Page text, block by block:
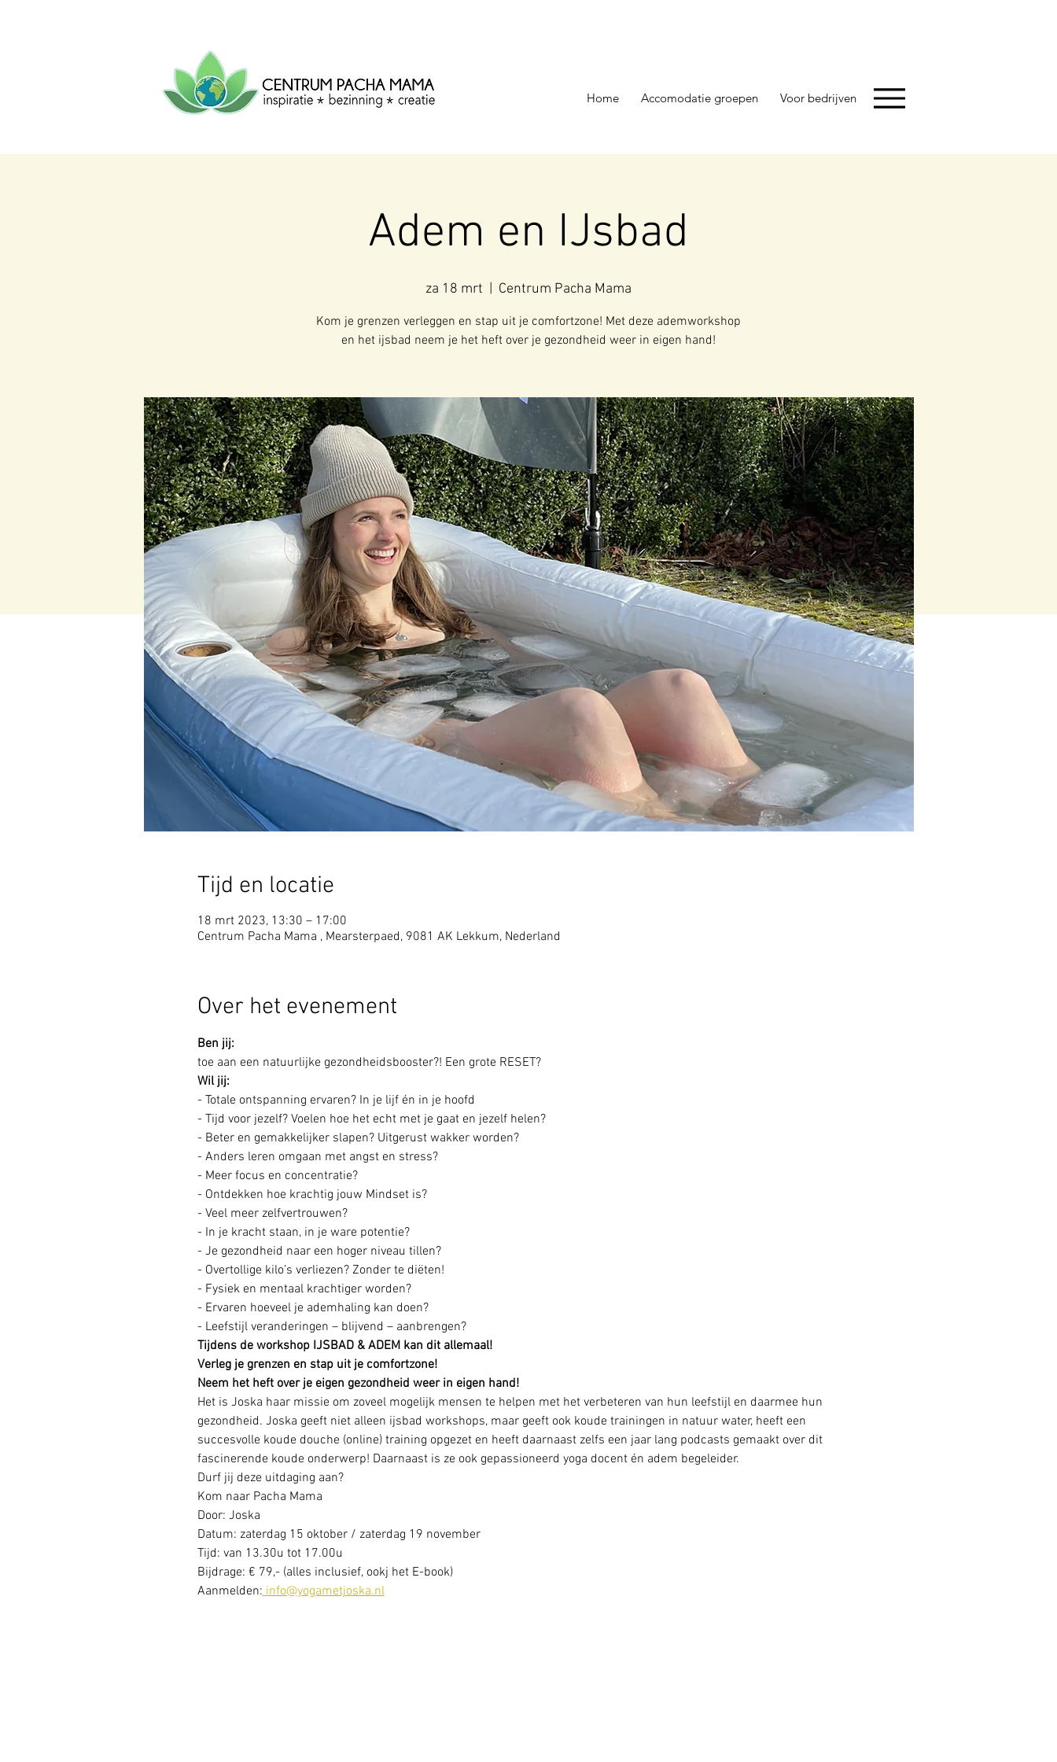
CENTRUM
PACHA
MAMA Centrum voor inspiratie, bezinning &
creatie.
Home Accomodatie groepen Voor bedrijven
Adem en IJsbad
za 18 mrt Centrum Pacha Mama
Kom je grenzen verleggen en stap uit je comfortzone! Met deze ademworkshop
en het ijsbad neem je het heft over je gezondheid weer in eigen hand!
Tijd en locatie
18 mrt 2023, 13:30 – 17:00
Centrum Pacha Mama , Mearsterpaed, 9081 AK Lekkum, Nederland
Over het evenement
Ben jij:
toe aan een natuurlijke gezondheidsbooster?! Een grote RESET?
Wil jij:
- Totale ontspanning ervaren? In je lijf én in je hoofd
- Tijd voor jezelf? Voelen hoe het echt met je gaat en jezelf helen?
- Beter en gemakkelijker slapen? Uitgerust wakker worden?
- Anders leren omgaan met angst en stress?
- Meer focus en concentratie?
- Ontdekken hoe krachtig jouw Mindset is?
- Veel meer zelfvertrouwen?
- In je kracht staan, in je ware potentie?
- Je gezondheid naar een hoger niveau tillen?
- Overtollige kilo’s verliezen? Zonder te diëten!
- Fysiek en mentaal krachtiger worden?
- Ervaren hoeveel je ademhaling kan doen?
- Leefstijl veranderingen – blijvend – aanbrengen?
Tijdens de workshop IJSBAD & ADEM kan dit allemaal!
Verleg je grenzen en stap uit je comfortzone!
Neem het heft over je eigen gezondheid weer in eigen hand!
Het is Joska haar missie om zoveel mogelijk mensen te helpen met het verbeteren van hun leefstijl en daarmee hun
gezondheid. Joska geeft niet alleen ijsbad workshops, maar geeft ook koude trainingen in natuur water, heeft een
succesvolle koude douche (online) training opgezet en heeft daarnaast zelfs een jaar lang podcasts gemaakt over dit
fascinerende koude onderwerp! Daarnaast is ze ook gepassioneerd yoga docent én adem begeleider.
Durf jij deze uitdaging aan?
Kom naar Pacha Mama
Door: Joska
Datum: zaterdag 15 oktober / zaterdag 19 november
Tijd: van 13.30u tot 17.00u
Bijdrage: € 79,- (alles inclusief, ookj het E-book)
Aanmelden: info@yogametjoska.nl